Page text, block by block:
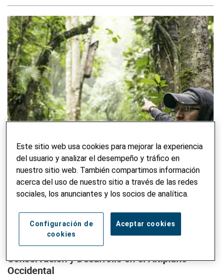
GUATEMALA
RESILIENCIA AL CAMBIO CLIMÁTICO & A LOS DESASTRES
Conservación y Desarrollo en el Altiplano
Occidental
Este sitio web usa cookies para mejorar la experiencia
del usuario y analizar el desempeño y tráfico en
nuestro sitio web. También compartimos información
acerca del uso de nuestro sitio a través de las redes
sociales, los anunciantes y los socios de analítica.
Aceptar cookies
Configuración de
cookies